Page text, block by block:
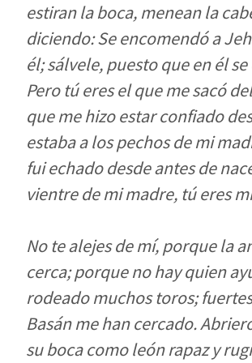
estiran la boca, menean la
diciendo: Se encomendó a
él; sálvele, puesto que en él
Pero tú eres el que me sacó
que me hizo estar confiado
estaba a los pechos de mi
fui echado desde antes de
vientre de mi madre, tú eres
No te alejes de mí, porque la
cerca; porque no hay quien
rodeado muchos toros;
Basán me han cercado.
su boca como león rapaz y